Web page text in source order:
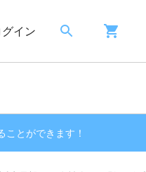
グイン
ことができます！